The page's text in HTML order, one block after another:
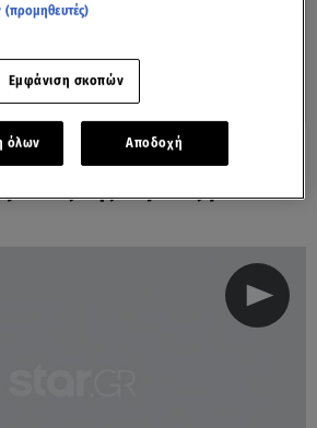
«Της χρωστάω
της καρδιάς μου!»
Εμφάνιση σκοπών
όλων Αποδοχή